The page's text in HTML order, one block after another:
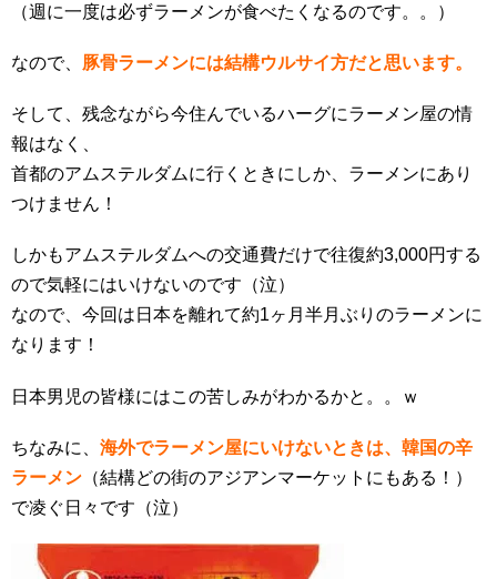
（週に一度は必ずラーメンが食べたくなるのです。。）
なので、 豚骨ラーメンには結構ウルサイ方だと思います。
そして、残念ながら今住んでいるハーグにラーメン屋の情
報はなく、
首都のアムステルダムに行くときにしか、ラーメンにあり
つけません！
しかもアムステルダムへの交通費だけで往復約3,000円する
ので気軽にはいけないのです（泣）
なので、今回は日本を離れて約1ヶ月半月ぶりのラーメンに
なります！
日本男児の皆様にはこの苦しみがわかるかと。。ｗ
ちなみに、 海外でラーメン屋にいけないときは、 韓国の辛
ラーメン （結構どの街のアジアンマーケットにもある！）
で凌ぐ日々です（泣）